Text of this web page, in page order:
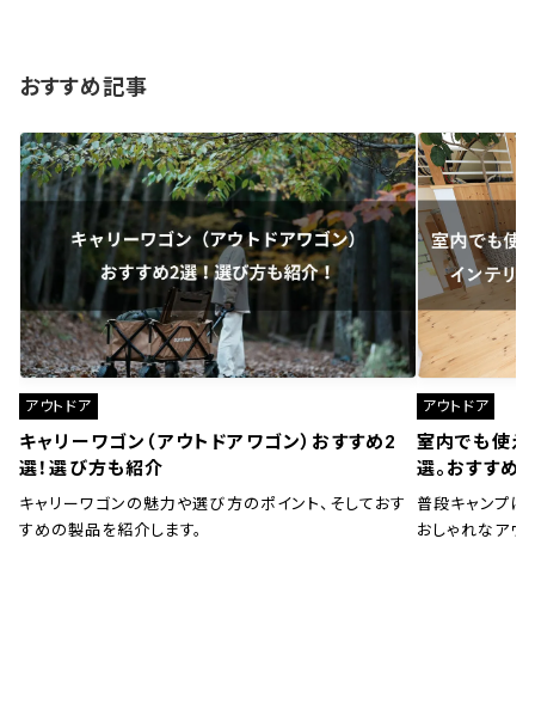
おすすめ記事
アウトドア
キャリーワゴン（アウトドアワゴン）おすすめ2
選！選び方も紹介
キャリーワゴンの魅力や選び方のポイント、そしておす
すめの製品を紹介します。
アウトドア
室内でも使え
選。おすすめ
普段キャンプに
おしゃれなアウ